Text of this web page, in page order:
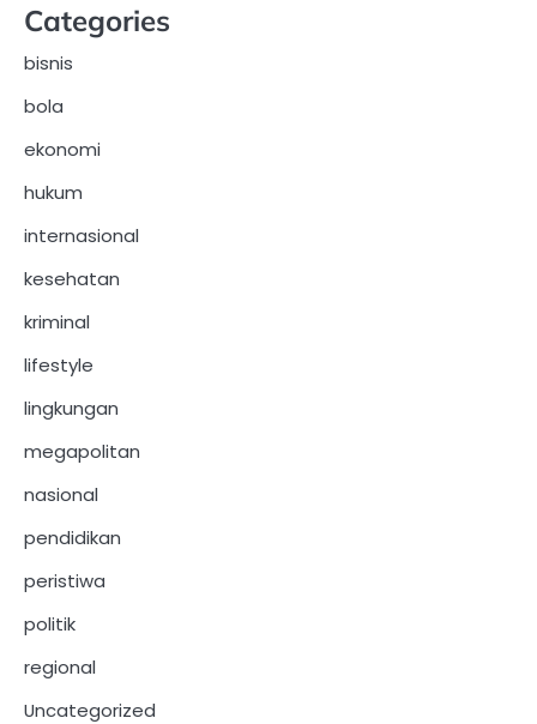
Categories
bisnis
bola
ekonomi
hukum
internasional
kesehatan
kriminal
lifestyle
lingkungan
megapolitan
nasional
pendidikan
peristiwa
politik
regional
Uncategorized